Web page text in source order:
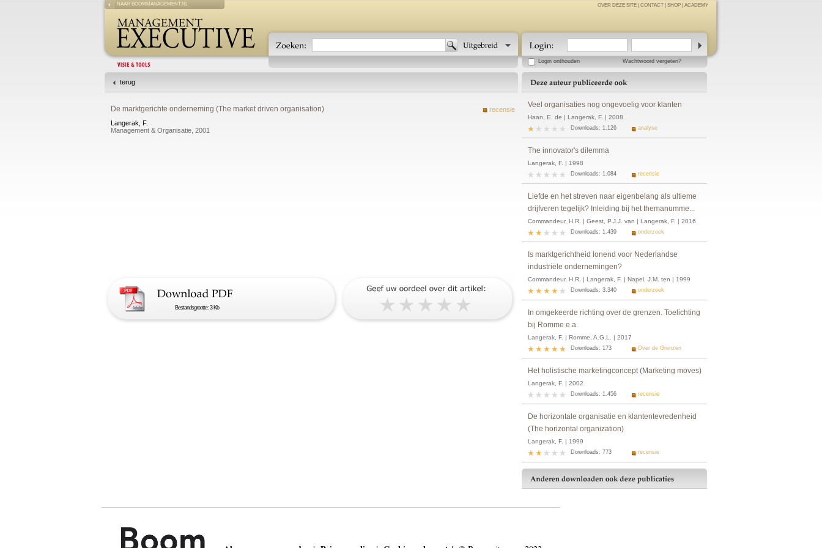
NAAR BOOMMANAGEMENT.NL OVER DEZE SITE CONTACT SHOP ACADEMY
Login onthouden Wachtwoord vergeten?
terug
recensie
De marktgerichte onderneming (The market driven organisation)
Langerak, F.
Management & Organisatie, 2001
Bestandsgrootte: 3 Kb
Veel organisaties nog ongevoelig voor klanten
Haan, E. de | Langerak, F. | 2008
Downloads: 1.126 analyse
The innovator's dilemma
Langerak, F. | 1998
Downloads: 1.084 recensie
Liefde en het streven naar eigenbelang als ultieme
drijfveren tegelijk? Inleiding bij het themanumme...
Commandeur, H.R. | Geest, P.J.J. van | Langerak, F. | 2016
Downloads: 1.439 onderzoek
Is marktgerichtheid lonend voor Nederlandse
industriële ondernemingen?
Commandeur, H.R. | Langerak, F. | Napel, J.M. ten | 1999
Downloads: 3.340 onderzoek
In omgekeerde richting over de grenzen. Toelichting
bij Romme e.a.
Langerak, F. | Romme, A.G.L. | 2017
Downloads: 173 Over de Grenzen
Het holistische marketingconcept (Marketing moves)
Langerak, F. | 2002
Downloads: 1.456 recensie
De horizontale organisatie en klantentevredenheid
(The horizontal organization)
Langerak, F. | 1999
Downloads: 773 recensie